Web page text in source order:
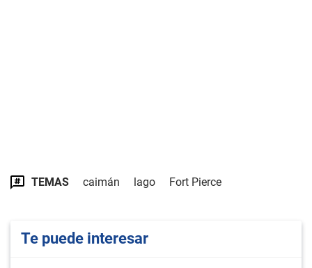
TEMAS caimán lago Fort Pierce
Te puede interesar